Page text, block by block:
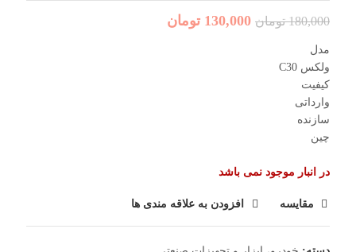
180,000 تومان 130,000 تومان
مدل
ولکس C30
کیفیت
وارداتی
سازنده
چین
در انبار موجود نمی باشد
مقایسه افزودن به علاقه مندی ها